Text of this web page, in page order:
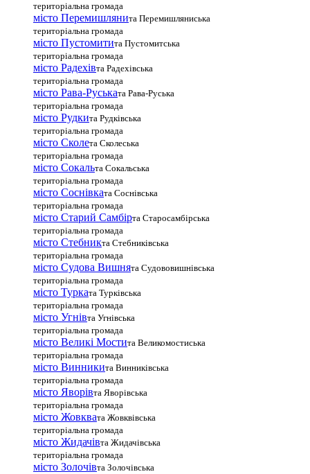
територіальна громада
місто Перемишлянита Перемишляниська
територіальна громада
місто Пустомитита Пустомитська
територіальна громада
місто Радехівта Радехівська
територіальна громада
місто Рава-Руськата Рава-Руська
територіальна громада
місто Рудкита Рудківська
територіальна громада
місто Сколета Сколеська
територіальна громада
місто Сокальта Сокальська
територіальна громада
місто Соснівката Соснівська
територіальна громада
місто Старий Самбірта Старосамбірська
територіальна громада
місто Стебникта Стебниківська
територіальна громада
місто Судова Вишнята Судововишнівська
територіальна громада
місто Турката Турківська
територіальна громада
місто Угнівта Угнівська
територіальна громада
місто Великі Мостита Великомостиська
територіальна громада
місто Винникита Винниківська
територіальна громада
місто Яворівта Яворівська
територіальна громада
місто Жовквата Жовквівська
територіальна громада
місто Жидачівта Жидачівська
територіальна громада
місто Золочівта Золочівська